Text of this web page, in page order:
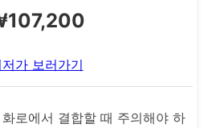
저가 보러가기
로에서 결합할 때 주의해야 하